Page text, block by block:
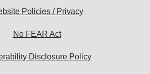
Policies / Privacy
No FEAR Act
Disclosure Policy